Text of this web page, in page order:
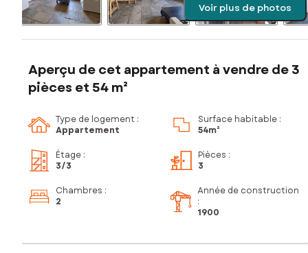
Voir plus de photos
Aperçu de cet appartement à vendre de 3
pièces et 54 m²
Type de logement :
Appartement
Surface habitable :
54m²
Étage :
3/3
Pièces :
3
Chambres :
2
Année de construction
:
1900